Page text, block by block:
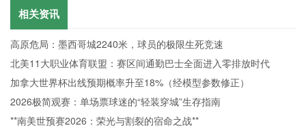
相关资讯
高原危局：墨西哥城2240米，球员的极限生死竞速
北美11大职业体育联盟：赛区间通勤巴士全面进入零排放时代
加拿大世界杯出线预期概率升至18%（经模型参数修正）
2026极简观赛：单场票球迷的“轻装穿城”生存指南
**南美世预赛2026：荣光与割裂的宿命之战**